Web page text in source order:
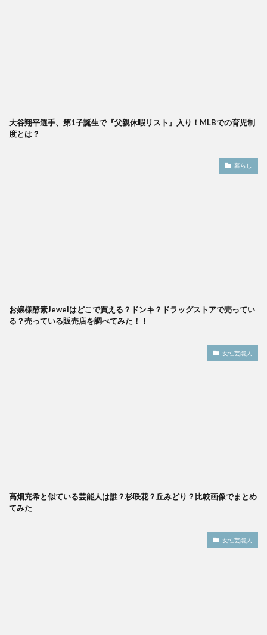
大谷翔平選手、第1子誕生で『父親休暇リスト』入り！MLBでの育児制
度とは？
暮らし
お嬢様酵素Jewelはどこで買える？ドンキ？ドラッグストアで売ってい
る？売っている販売店を調べてみた！！
女性芸能人
高畑充希と似ている芸能人は誰？杉咲花？丘みどり？比較画像でまとめ
てみた
女性芸能人